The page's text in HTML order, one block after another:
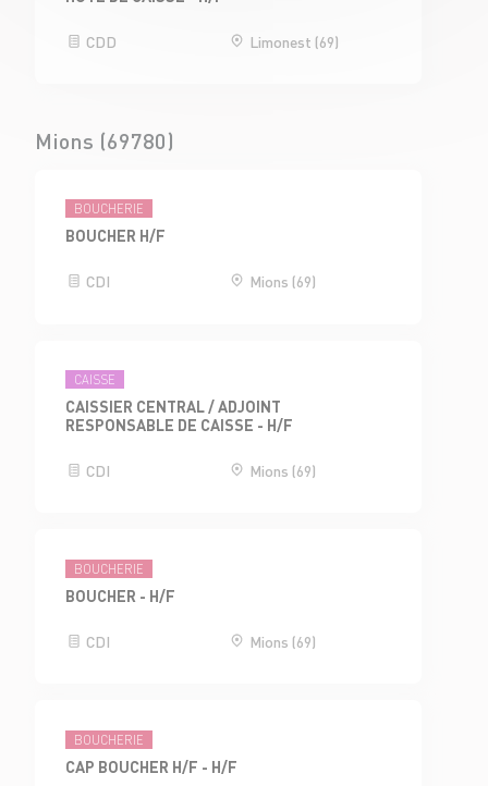
CDD Limonest (69)
Mions (69780)
BOUCHERIE
BOUCHER H/F
CDI Mions (69)
CAISSE
CAISSIER CENTRAL / ADJOINT
RESPONSABLE DE CAISSE - H/F
CDI Mions (69)
BOUCHERIE
BOUCHER - H/F
CDI Mions (69)
BOUCHERIE
CAP BOUCHER H/F - H/F